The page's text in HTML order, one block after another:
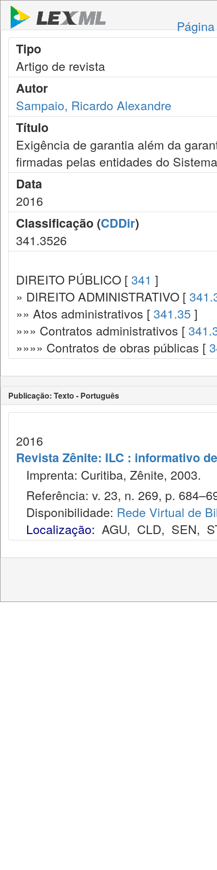
Tipo
Artigo de revista
Autor
Sampaio, Ricardo Alexandre
Título
Exigência de garantia além da
firmadas pelas entidades do
Data
2016
Classificação (CDDir)
341.3526
DIREITO PÚBLICO [ 341 ]
» DIREITO ADMINISTRATIVO [
»» Atos administrativos [ 341.35 ]
»»» Contratos administrativos [
»»»» Contratos de obras públicas [
Publicação: Texto - Português
2016
Revista Zênite: ILC : informativo
Imprenta: Curitiba, Zênite, 2003.
Referência: v. 23, n. 269, p.
Disponibilidade: Rede Virtual de
Localização: AGU, CLD, SEN,